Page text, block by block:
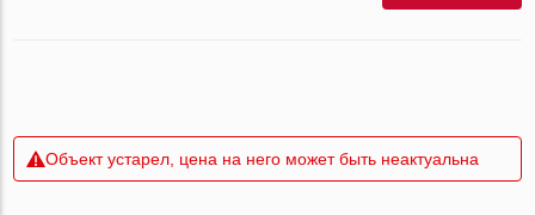
Объект устарел, цена на него может быть неактуальна